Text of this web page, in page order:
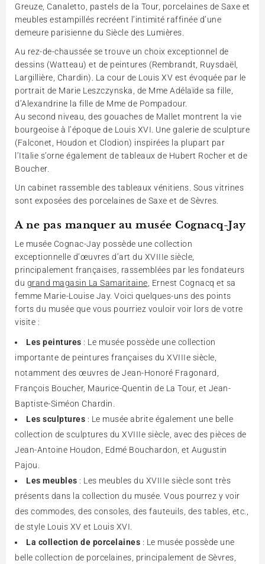
Greuze, Canaletto, pastels de la Tour, porcelaines de Saxe et
meubles estampillés recréent l’intimité raffinée d’une
demeure parisienne du Siècle des Lumières.
Au rez-de-chaussée se trouve un choix exceptionnel de
dessins (Watteau) et de peintures (Rembrandt, Ruysdaël,
Largillière, Chardin). La cour de Louis XV est évoquée par le
portrait de Marie Leszczynska, de Mme Adélaïde sa fille,
d’Alexandrine la fille de Mme de Pompadour.
Au second niveau, des gouaches de Mallet montrent la vie
bourgeoise à l’époque de Louis XVI. Une galerie de sculpture
(Falconet, Houdon et Clodion) inspirées la plupart par
l’Italie s’orne également de tableaux de Hubert Rocher et de
Boucher.
Un cabinet rassemble des tableaux vénitiens. Sous vitrines
sont exposées des porcelaines de Saxe et de Sèvres.
A ne pas manquer au musée Cognacq-Jay
Le musée Cognac-Jay possède une collection
exceptionnelle d’œuvres d’art du XVIIIe siècle,
principalement françaises, rassemblées par les fondateurs
du grand magasin La Samaritaine , Ernest Cognacq et sa
femme Marie-Louise Jay. Voici quelques-uns des points
forts du musée que vous pourriez vouloir voir lors de votre
visite :
Les peintures : Le musée possède une collection
importante de peintures françaises du XVIIIe siècle,
notamment des œuvres de Jean-Honoré Fragonard,
François Boucher, Maurice-Quentin de La Tour, et Jean-
Baptiste-Siméon Chardin.
Les sculptures : Le musée abrite également une belle
collection de sculptures du XVIIIe siècle, avec des pièces de
Jean-Antoine Houdon, Edmé Bouchardon, et Augustin
Pajou.
Les meubles : Les meubles du XVIIIe siècle sont très
présents dans la collection du musée. Vous pourrez y voir
des commodes, des consoles, des fauteuils, des tables, etc.,
de style Louis XV et Louis XVI.
La collection de porcelaines : Le musée possède une
belle collection de porcelaines, principalement de Sèvres,